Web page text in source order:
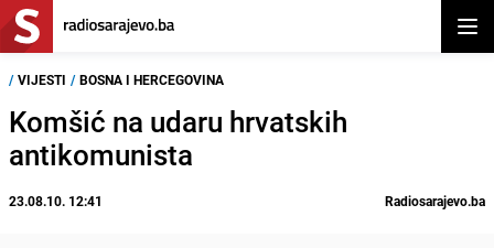
/ VIJESTI / BOSNA I HERCEGOVINA
Komšić na udaru hrvatskih
antikomunista
23.08.10. 12:41 Radiosarajevo.ba